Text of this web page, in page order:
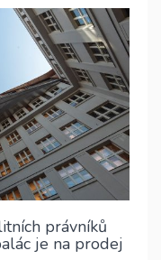
právníků
je na prodej